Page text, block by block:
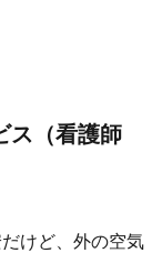
ス（看護師
けど、外の空気